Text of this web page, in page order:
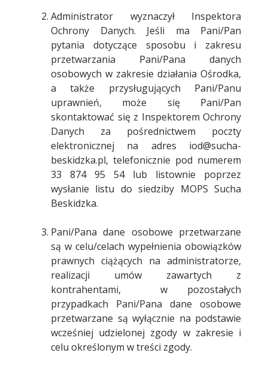
Administrator wyznaczył Inspektora
Ochrony Danych. Jeśli ma Pani/Pan
pytania dotyczące sposobu i zakresu
przetwarzania Pani/Pana danych
osobowych w zakresie działania Ośrodka,
a także przysługujących Pani/Panu
uprawnień, może się Pani/Pan
skontaktować się z Inspektorem Ochrony
Danych za pośrednictwem poczty
elektronicznej na adres iod@sucha-
beskidzka.pl, telefonicznie pod numerem
33 874 95 54 lub listownie poprzez
wysłanie listu do siedziby MOPS Sucha
Beskidzka.
Pani/Pana dane osobowe przetwarzane
są w celu/celach wypełnienia obowiązków
prawnych ciążących na administratorze,
realizacji umów zawartych z
kontrahentami, w pozostałych
przypadkach Pani/Pana dane osobowe
przetwarzane są wyłącznie na podstawie
wcześniej udzielonej zgody w zakresie i
celu określonym w treści zgody.